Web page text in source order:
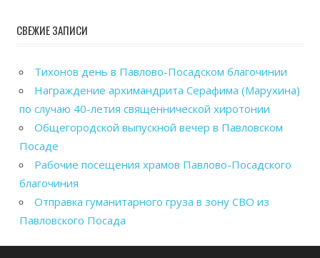
СВЕЖИЕ ЗАПИСИ
Тихонов день в Павлово-Посадском благочинии
Награждение архимандрита Серафима (Марухина)
по случаю 40-летия священнической хиротонии
Общегородской выпускной вечер в Павловском
Посаде
Рабочие посещения храмов Павлово-Посадского
благочиния
Отправка гуманитарного груза в зону СВО из
Павловского Посада